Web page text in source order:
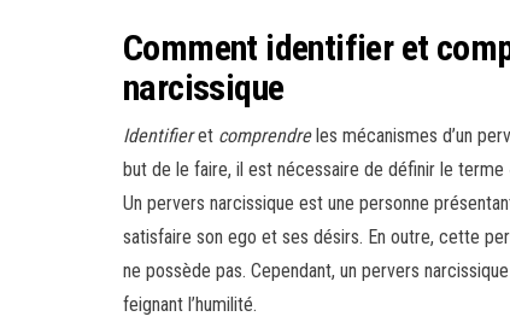
Comment identifier et
narcissique
Identifieret comprendreles mécanismes d’un
but de le faire, il est nécessaire de définir le
Un pervers narcissique est une personne
satisfaire son ego et ses désirs. En outre, cette
ne possède pas. Cependant, un pervers
feignant l’humilité.